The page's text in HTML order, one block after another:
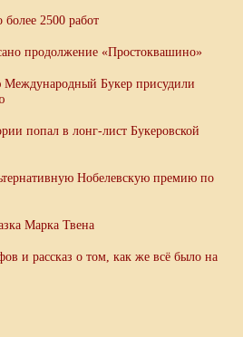
2500 работ
продолжение «Простоквашино»
Букер присудили
попал в лонг-лист Букеровской
Нобелевскую премию по
Марка Твена
и рассказ о том, как же всё было на